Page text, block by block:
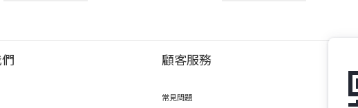
顧客服務
常見問題